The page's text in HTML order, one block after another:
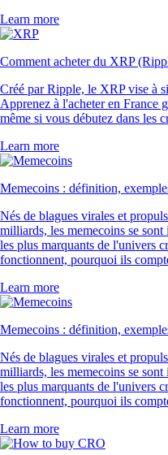
Learn more
Comment acheter du XRP
Créé par Ripple, le XRP vise à
Apprenez à l'acheter en France
même si vous débutez dans les
Learn more
Memecoins : définition,
Nés de blagues virales et
milliards, les memecoins se
les plus marquants de l'univers
fonctionnent, pourquoi ils
Learn more
Memecoins : définition,
Nés de blagues virales et
milliards, les memecoins se
les plus marquants de l'univers
fonctionnent, pourquoi ils
Learn more